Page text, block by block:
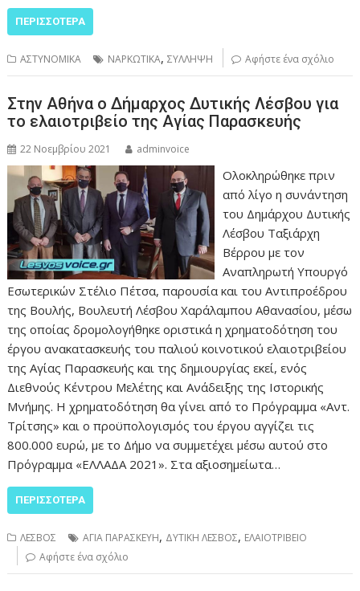
ΠΕΡΙΣΣΌΤΕΡΑ
ΑΣΤΥΝΟΜΙΚΑ ΝΑΡΚΩΤΙΚΑ,ΣΥΛΛΗΨΗ Αφήστε ένα σχόλιο
Στην Αθήνα ο Δήμαρχος Δυτικής Λέσβου για
το ελαιοτριβείο της Αγίας Παρασκευής
22 Νοεμβρίου 2021 adminvoice
Ολοκληρώθηκε πριν
από λίγο η συνάντηση
του Δημάρχου Δυτικής
Λέσβου Ταξιάρχη
Βέρρου με τον
Αναπληρωτή Υπουργό
Εσωτερικών Στέλιο Πέτσα, παρουσία και του Αντιπροέδρου
της Βουλής, Βουλευτή Λέσβου Χαράλαμπου Αθανασίου, μέσω
της οποίας δρομολογήθηκε οριστικά η χρηματοδότηση του
έργου ανακατασκευής του παλιού κοινοτικού ελαιοτριβείου
της Αγίας Παρασκευής και της δημιουργίας εκεί, ενός
Διεθνούς Κέντρου Μελέτης και Ανάδειξης της Ιστορικής
Μνήμης. Η χρηματοδότηση θα γίνει από το Πρόγραμμα «Αντ.
Τρίτσης» και ο προϋπολογισμός του έργου αγγίζει τις
800.000 ευρώ, με το Δήμο να συμμετέχει μέσω αυτού στο
Πρόγραμμα «ΕΛΛΑΔΑ 2021». Στα αξιοσημείωτα…
ΠΕΡΙΣΣΌΤΕΡΑ
ΛΕΣΒΟΣ ΑΓΙΑ ΠΑΡΑΣΚΕΥΗ, ΔΥΤΙΚΗ ΛΕΣΒΟΣ, ΕΛΑΙΟΤΡΙΒΕΙΟ
Αφήστε ένα σχόλιο